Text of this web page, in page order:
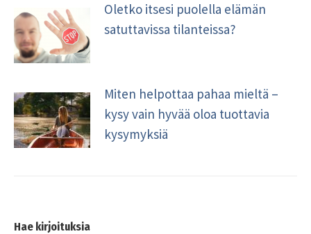
Oletko itsesi puolella elämän
satuttavissa tilanteissa?
Miten helpottaa pahaa mieltä –
kysy vain hyvää oloa tuottavia
kysymyksiä
Hae kirjoituksia